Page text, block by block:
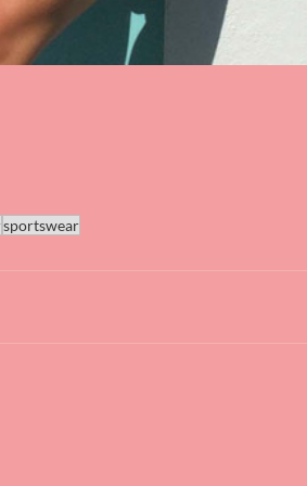
sportswear